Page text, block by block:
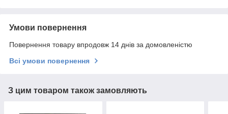
Умови повернення
Повернення товару впродовж 14 днів за домовленістю
Всі умови повернення
З цим товаром також замовляють